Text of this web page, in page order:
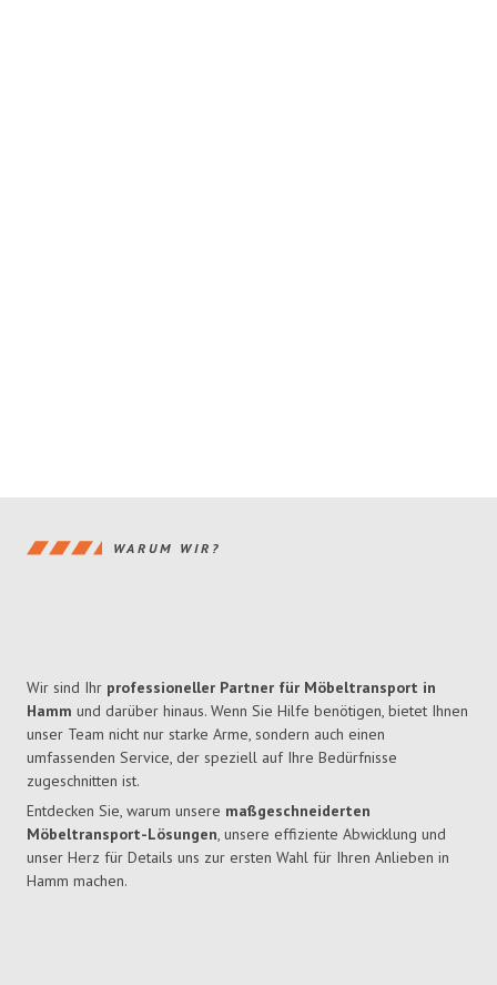
WARUM WIR?
Wir sind Ihr professioneller Partner für Möbeltransport in
Hamm und darüber hinaus. Wenn Sie Hilfe benötigen, bietet Ihnen
unser Team nicht nur starke Arme, sondern auch einen
umfassenden Service, der speziell auf Ihre Bedürfnisse
zugeschnitten ist.
Entdecken Sie, warum unsere maßgeschneiderten
Möbeltransport-Lösungen, unsere effiziente Abwicklung und
unser Herz für Details uns zur ersten Wahl für Ihren Anlieben in
Hamm machen.